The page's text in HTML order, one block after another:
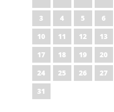
3
4 5 6
10
11 12 13
17
18 19 20
24
25 26 27
31